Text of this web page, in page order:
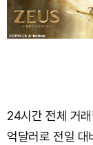
24시간 전체 거
억달러로 전일